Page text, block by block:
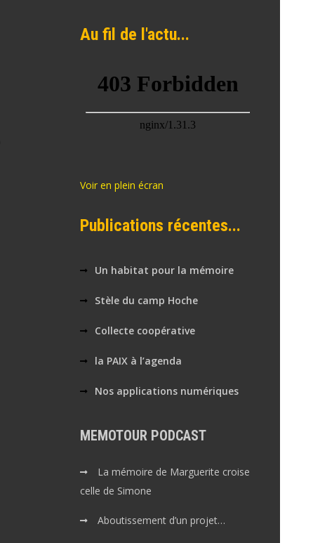
Au fil de l'actu...
Voir en plein écran
Publications récentes...
Un habitat pour la mémoire
Stèle du camp Hoche
Collecte coopérative
la PAIX à l’agenda
Nos applications numériques
MEMOTOUR PODCAST
La mémoire de Marguerite croise
celle de Simone
Aboutissement d’un projet…